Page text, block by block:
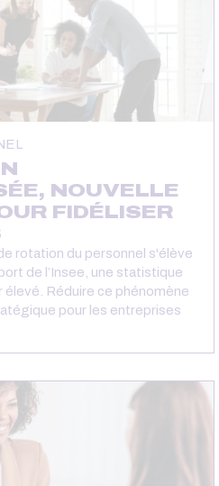
NOUVELLE
FIDÉLISER
rotation du personnel s'élève
de l’Insee, une statistique
élevé. Réduire ce phénomène
pour les entreprises